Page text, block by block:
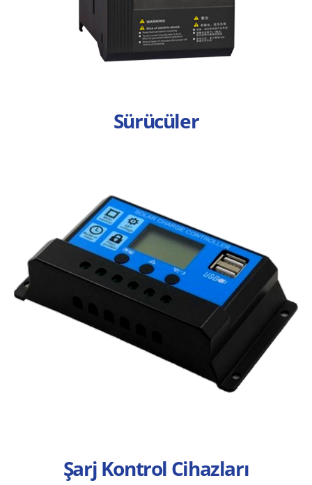
Sürücüler
Şarj Kontrol Cihazları